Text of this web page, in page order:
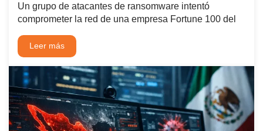
Un grupo de atacantes de ransomware intentó
comprometer la red de una empresa Fortune 100 del
Leer más